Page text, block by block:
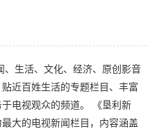
、生活、文化、经济、原创影音
近百姓生活的专题栏目、丰富
电视观众的频道。 《垦利新
大的电视新闻栏目，内容涵盖